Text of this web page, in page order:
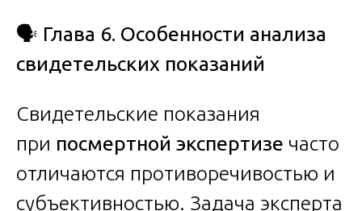
🗣️ Глава 6. Особенности анализа
свидетельских показаний
Свидетельские показания
при посмертной экспертизе часто
отличаются противоречивостью и
субъективностью. Задача эксперта